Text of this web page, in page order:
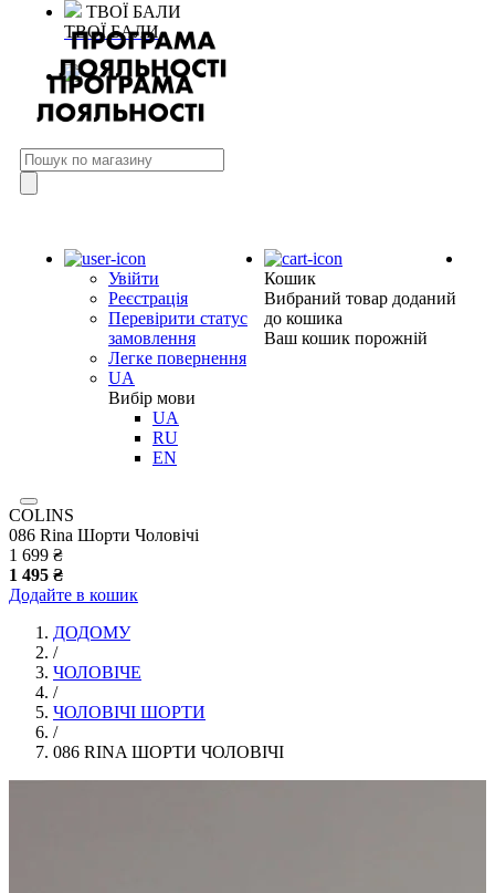
ТВОЇ БАЛИ
ТВОЇ БАЛИ
Увійти
Реєстрація
Перевірити статус
замовлення
Легке повернення
UA
Вибір мови
UA
RU
EN
Кошик
Вибраний товар доданий
до кошика
Ваш кошик порожній
COLINS
086 Rina Шорти Чоловічі
1 699 ₴
1 495 ₴
Додайте в кошик
ДОДОМУ
/
ЧОЛОВІЧЕ
/
ЧОЛОВІЧІ ШОРТИ
/
086 RINA ШОРТИ ЧОЛОВІЧІ